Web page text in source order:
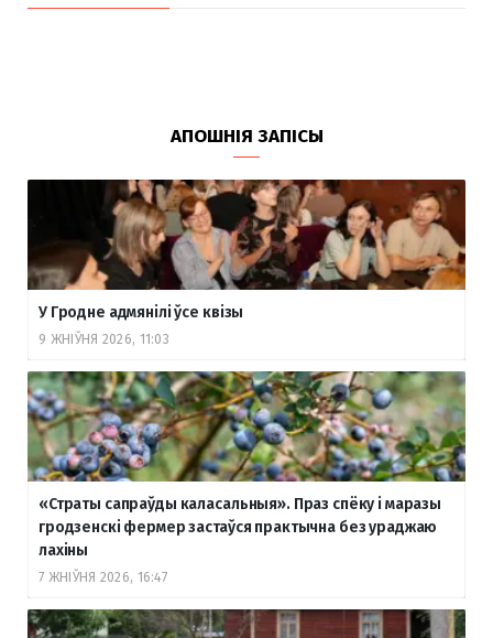
АПОШНІЯ ЗАПІСЫ
У Гродне адмянілі ўсе квізы
9 ЖНІЎНЯ 2026, 11:03
«Страты сапраўды каласальныя». Праз спёку і маразы
гродзенскі фермер застаўся практычна без ураджаю
лахіны
7 ЖНІЎНЯ 2026, 16:47